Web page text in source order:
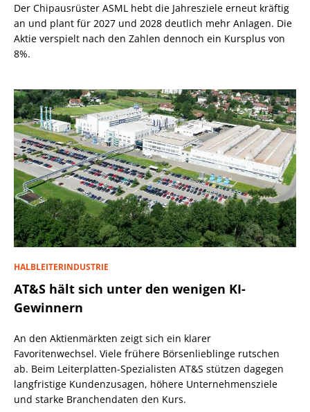
Der Chipausrüster ASML hebt die Jahresziele erneut kräftig
an und plant für 2027 und 2028 deutlich mehr Anlagen. Die
Aktie verspielt nach den Zahlen dennoch ein Kursplus von
8%.
HALBLEITERINDUSTRIE
AT&S hält sich unter den wenigen KI-
Gewinnern
An den Aktienmärkten zeigt sich ein klarer
Favoritenwechsel. Viele frühere Börsenlieblinge rutschen
ab. Beim Leiterplatten-Spezialisten AT&S stützen dagegen
langfristige Kundenzusagen, höhere Unternehmensziele
und starke Branchendaten den Kurs.